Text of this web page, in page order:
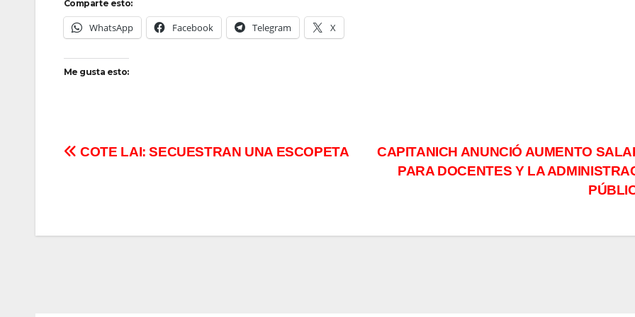
Comparte esto:
WhatsApp Facebook Telegram X
Me gusta esto:
Navegación
CAPITANICH ANUNCIÓ AUMENTO
PARA DOCENTES Y LA
COTE LAI: SECUESTRAN UNA ESCOPETA